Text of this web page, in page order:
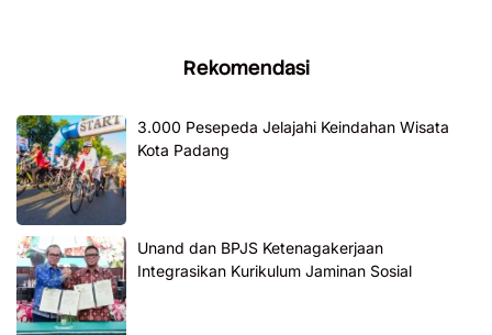
Rekomendasi
3.000 Pesepeda Jelajahi Keindahan Wisata
Kota Padang
Unand dan BPJS Ketenagakerjaan
Integrasikan Kurikulum Jaminan Sosial